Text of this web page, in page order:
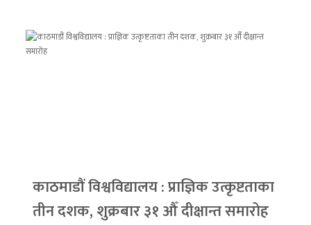
काठमाडौं विश्वविद्यालय : प्राज्ञिक उत्कृष्टताका
तीन दशक, शुक्रबार ३१ औँ दीक्षान्त समारोह